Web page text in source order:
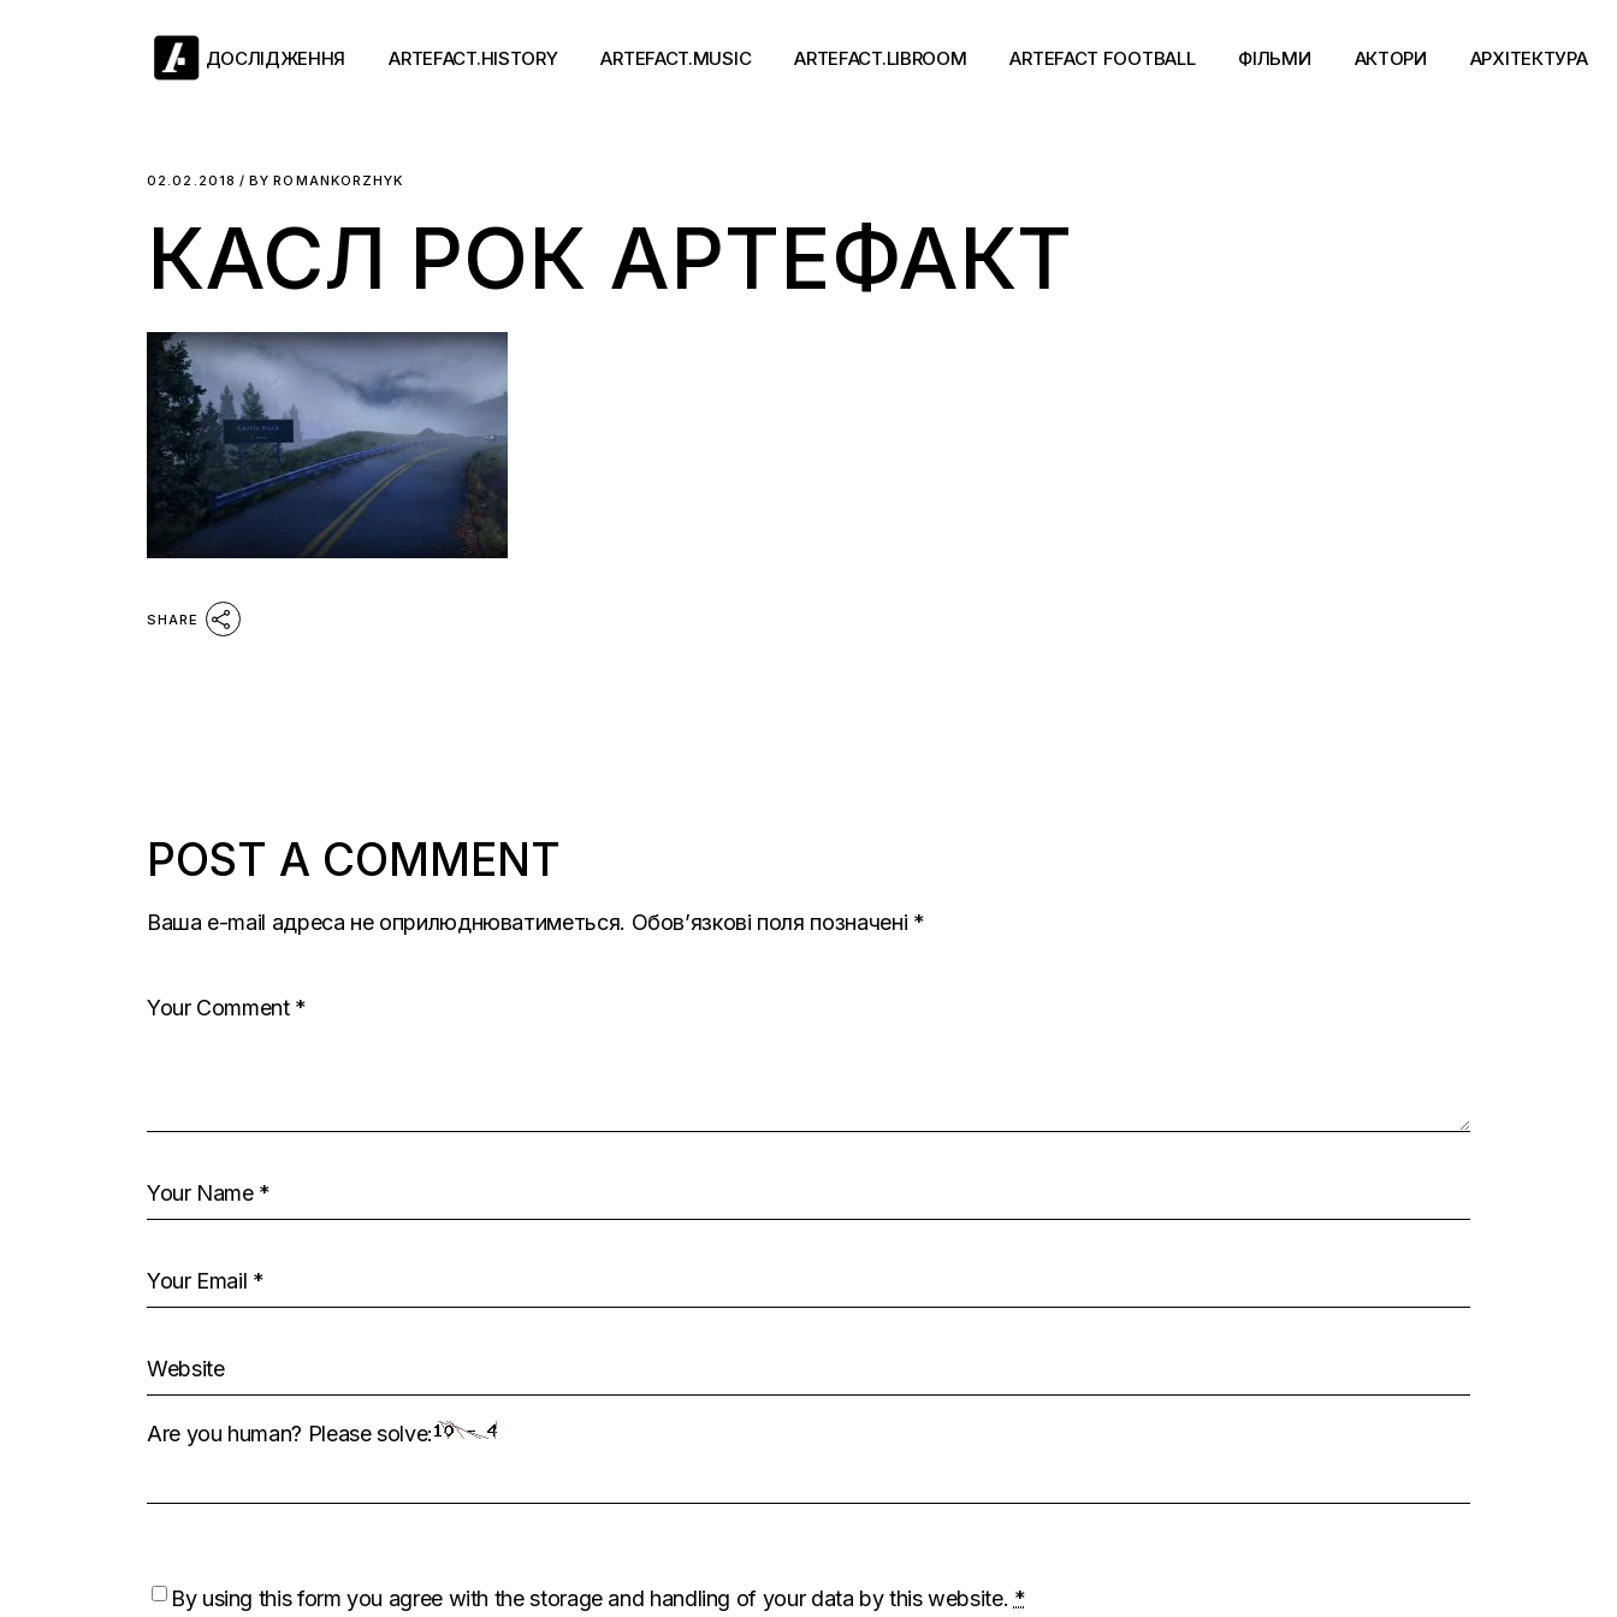
ДОСЛІДЖЕННЯ ARTEFACT.HISTORY
Античний двіж
Такі середні віки
Ранній модерн
Новітні історії
ARTEFACT.MUSIC
Концерти
ARTEFACT.LIBROOM
Письменники
Події
ARTEFACT FOOTBALL ФІЛЬМИ АКТОРИ АРХІТЕКТУРА
02.02.2018 BY ROMANKORZHYK
КАСЛ РОК АРТЕФАКТ
SHARE
POST A COMMENT
Ваша e-mail адреса не оприлюднюватиметься. Обов’язкові поля позначені *
Are you human? Please solve:
By using this form you agree with the storage and handling of your data by this website. *